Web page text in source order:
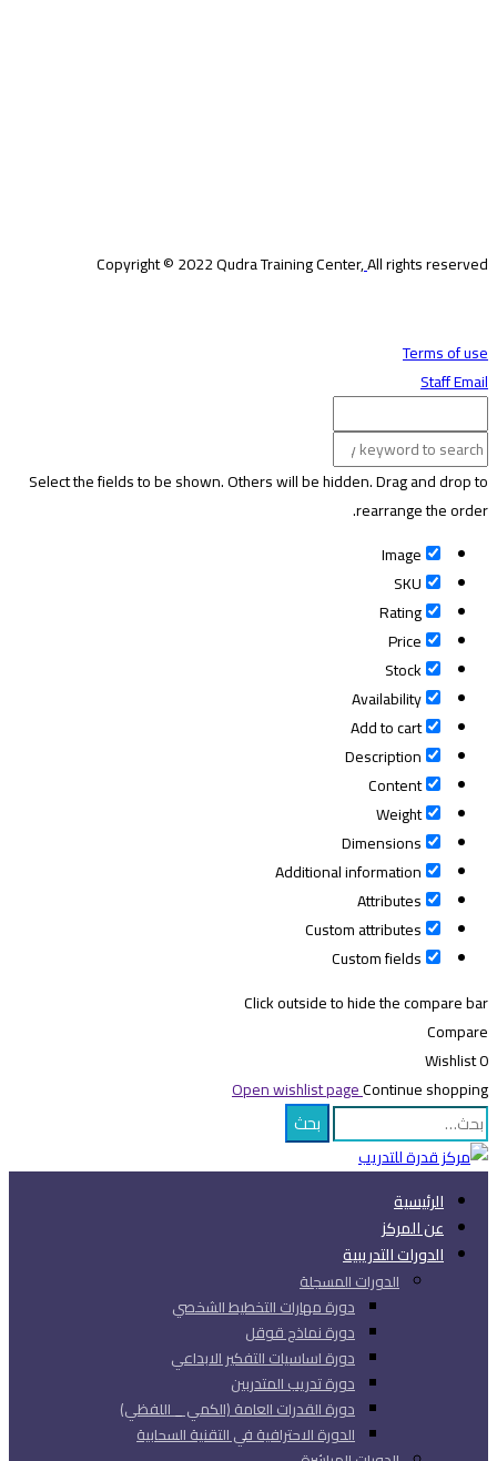
Copyright © 2022 Qudra Training Center,All rights reserved
Terms of use
Staff Email
Select the fields to be shown. Others will be hidden. Drag and drop to
rearrange the order.
Image
SKU
Rating
Price
Stock
Availability
Add to cart
Description
Content
Weight
Dimensions
Additional information
Attributes
Custom attributes
Custom fields
Click outside to hide the compare bar
Compare
Wishlist0
Open wishlist pageContinue shopping
Search
for:
بحث
الرئيسية
عن المركز
الدورات التدريبية
الدورات المسجلة
دورة مهارات التخطيط الشخصي
دورة نماذج قوقل
دورة اساسيات التفكير الابداعي
دورة تدريب المتدربين
دورة القدرات العامة (الكمي _ اللفظي)
الدورة الاحترافية في التقنية السحابية